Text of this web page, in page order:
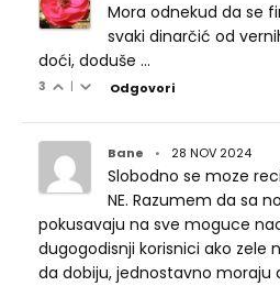
Mora odnekud da se
svaki dinarčić od
doći, doduše ...
3 | Odgovori
Bane • 28 NOV 2024
Slobodno se moze
NE. Razumem da sa
pokusavaju na sve moguce
dugogodisnji korisnici ako zele
da dobiju, jednostavno moraju